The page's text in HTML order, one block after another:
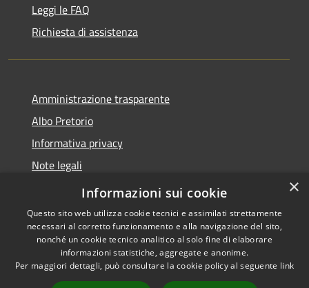
Leggi le FAQ
Richiesta di assistenza
Amministrazione trasparente
Albo Pretorio
Informativa privacy
Note legali
Dichiarazione di accessibilità
Accessibilità
Copyright © 2026 • Comune di
Motta San Giovanni • Powered
×
Informazioni sui cookie
Questo sito web utilizza cookie tecnici e assimilati strettamente
necessari al corretto funzionamento e alla navigazione del sito,
nonché un cookie tecnico analitico al solo fine di elaborare
informazioni statistiche, aggregate e anonime.
Per maggiori dettagli, può consultare la cookie policy al seguente link